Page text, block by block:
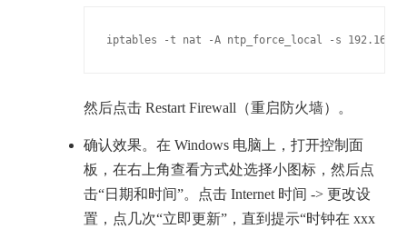
iptables -t nat -A ntp_force_local -s
然后点击 Restart Firewall（重启防火墙）。
确认效果。在 Windows 电脑上，打开控制面
板，在右上角查看方式处选择小图标，然后点
击“日期和时间”。点击 Internet 时间 -> 更改设
置，点几次“立即更新”，直到提示“时钟在 xxx